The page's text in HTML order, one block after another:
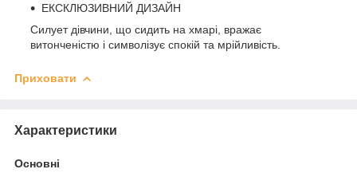
ЕКСКЛЮЗИВНИЙ ДИЗАЙН
Силует дівчини, що сидить на хмарі, вражає
витонченістю і символізує спокій та мрійливість.
Приховати
Характеристики
Основні